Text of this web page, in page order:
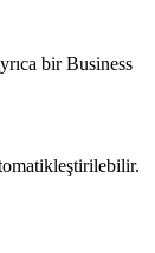
bir Business